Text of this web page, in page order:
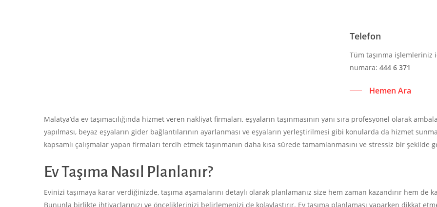
Telefon
Tüm taşınma işlemleriniz
numara:444 6 371
Hemen Ara
Malatya’da ev taşımacılığında hizmet veren nakliyat firmaları, eşyaların taşınmasının yanı sıra profesyonel olarak
yapılması, beyaz eşyaların gider bağlantılarının ayarlanması ve eşyaların yerleştirilmesi gibi konularda da hizmet
kapsamlı çalışmalar yapan firmaları tercih etmek taşınmanın daha kısa sürede tamamlanmasını ve stressiz bir şekilde
Ev Taşıma Nasıl Planlanır?
Evinizi taşımaya karar verdiğinizde, taşıma aşamalarını detaylı olarak planlamanız size hem zaman kazandırır hem
Bununla birlikte ihtiyaçlarınızı ve önceliklerinizi belirlemenizi de kolaylaştırır. Ev taşıma planlaması yaparken dikkat